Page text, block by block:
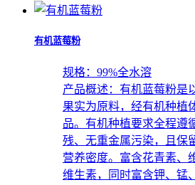
有机蓝莓粉
规格： 99%全水溶
产品概述： 有机蓝莓粉是
果实为原料，经有机种植
品。有机种植要求全程遵
残、无重金属污染，且保
营养密度。富含花青素、
维生素，同时富含钾、锰